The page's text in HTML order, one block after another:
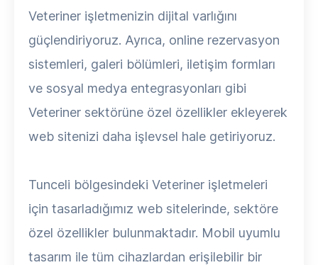
Veteriner işletmenizin dijital varlığını
güçlendiriyoruz. Ayrıca, online rezervasyon
sistemleri, galeri bölümleri, iletişim formları
ve sosyal medya entegrasyonları gibi
Veteriner sektörüne özel özellikler ekleyerek
web sitenizi daha işlevsel hale getiriyoruz.
Tunceli bölgesindeki Veteriner işletmeleri
için tasarladığımız web sitelerinde, sektöre
özel özellikler bulunmaktadır. Mobil uyumlu
tasarım ile tüm cihazlardan erişilebilir bir